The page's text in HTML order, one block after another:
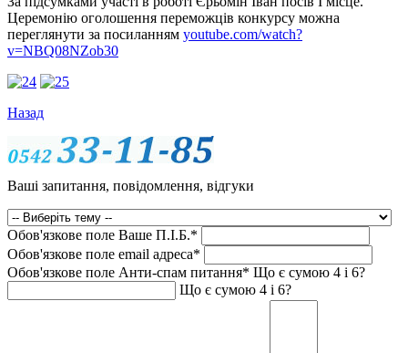
Церемонію оголошення переможців конкурсу можна
переглянути за посиланням youtube.com/watch?
v=NBQ08NZob30
Назад
Ваші запитання, повідомлення, відгуки
Обов'язкове поле Ваше П.I.Б.*
Обов'язкове поле email адреса*
Обов'язкове поле Анти-спам питання* Що є сумою 4 і 6?
Що є сумою 4 і 6?